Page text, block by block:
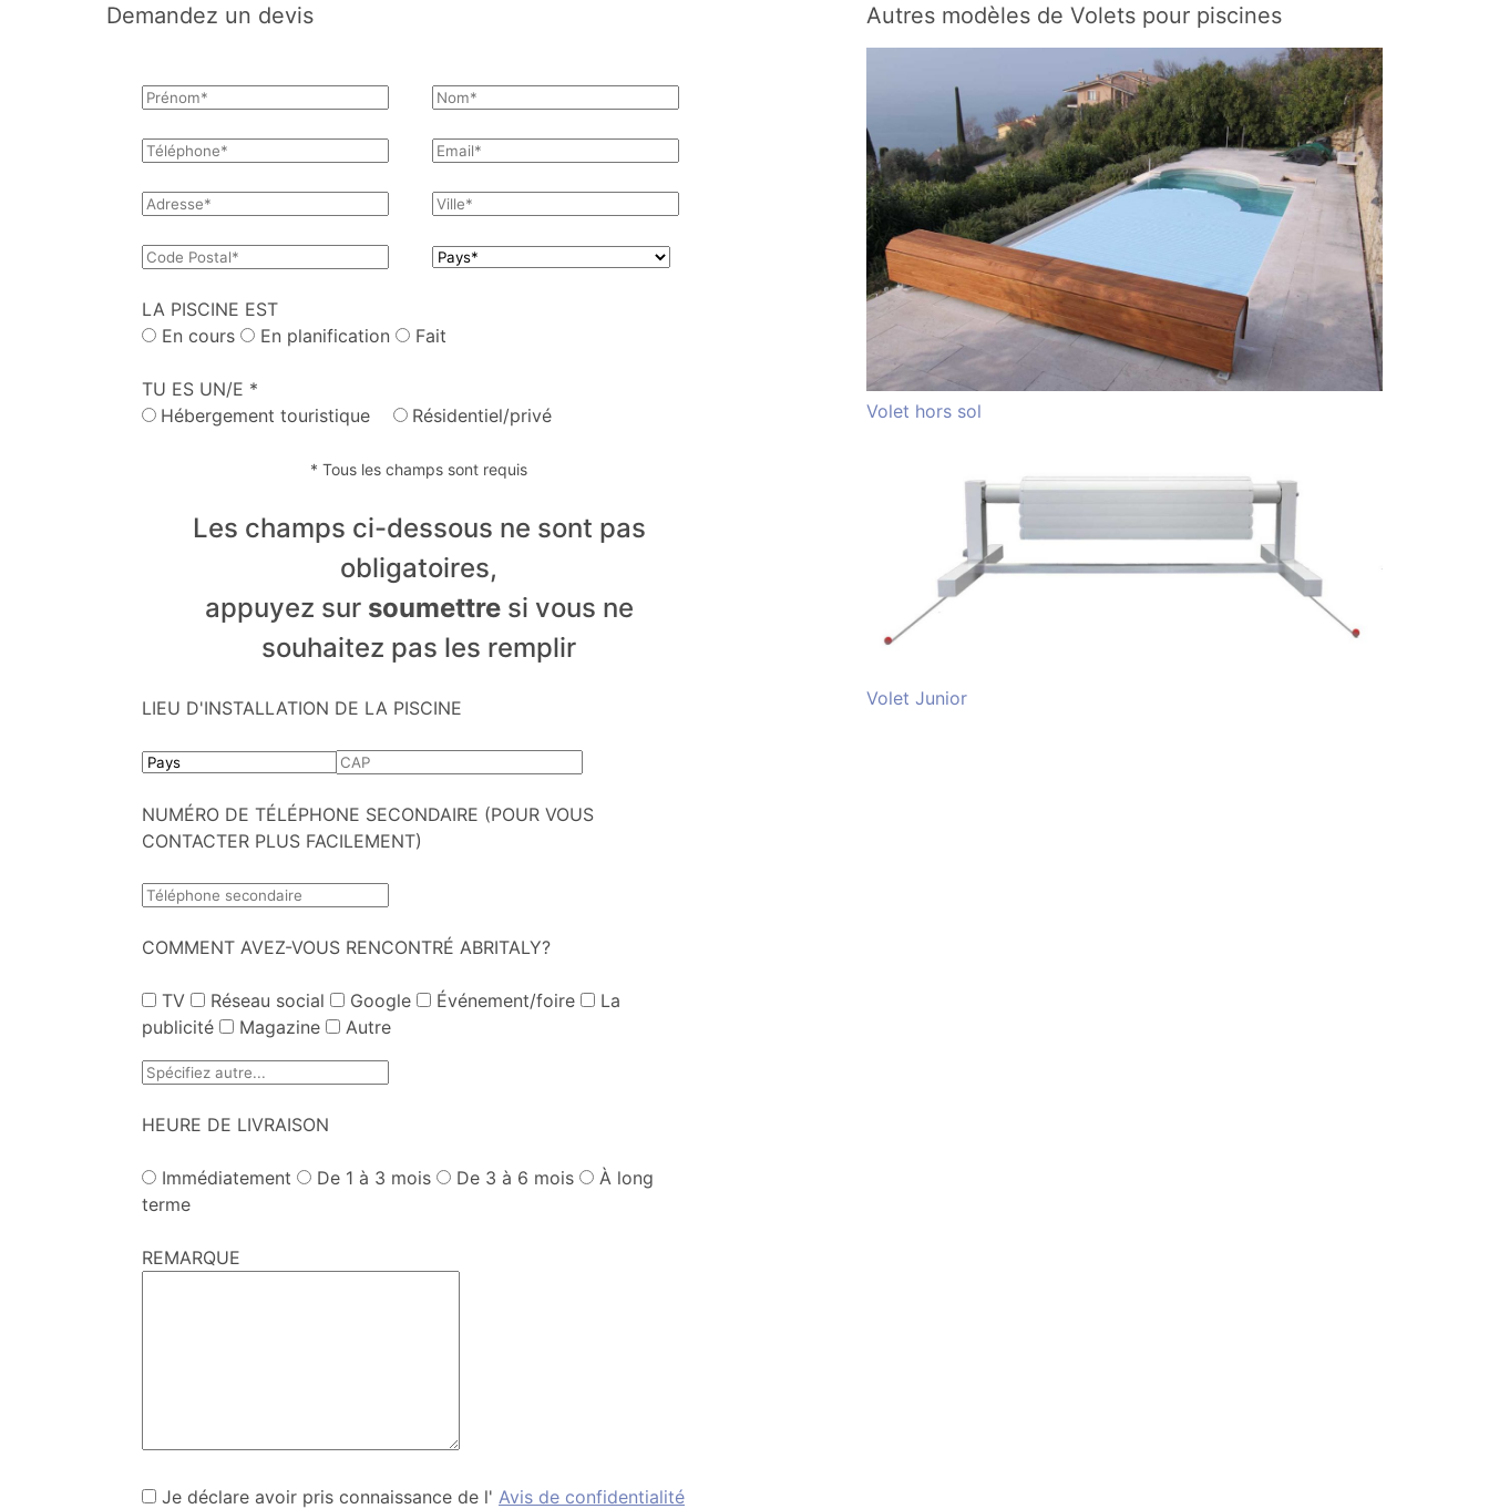
Demandez un devis
LA PISCINE EST
En cours
En planification Fait
TU ES UN/E *
Hébergement touristique
Résidentiel/privé
* Tous les champs sont requis
Les champs ci-dessous ne sont pas
obligatoires,
appuyez sur soumettresi vous ne
souhaitez pas les remplir
LIEU D'INSTALLATION DE LA PISCINE
NUMÉRO DE TÉLÉPHONE SECONDAIRE (POUR VOUS
CONTACTER PLUS FACILEMENT)
COMMENT AVEZ-VOUS RENCONTRÉ ABRITALY?
TV Réseau social Google Événement/foire
La
publicité
Magazine Autre
HEURE DE LIVRAISON
Immédiatement De 1 à 3 mois De 3 à 6 mois
À long
terme
REMARQUE
Je déclare avoir pris connaissance de l' Avis de confidentialité
Autres modèles de Volets pour piscines
Volet hors sol
Volet Junior